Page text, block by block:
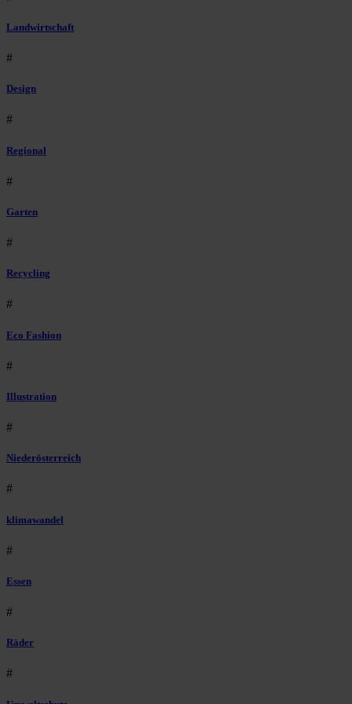
Landwirtschaft
#
Design
#
Regional
#
Garten
#
Recycling
#
Eco Fashion
#
Illustration
#
Niederösterreich
#
klimawandel
#
Essen
#
Räder
#